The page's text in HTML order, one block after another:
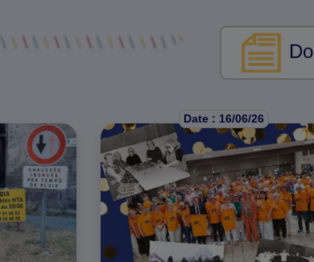
Date : 16/06/26